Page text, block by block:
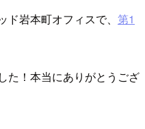
岩本町オフィスで、 第1
た！本当にありがとうござ